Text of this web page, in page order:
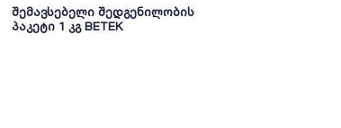
შემავსებელი შედგენილობის
პაკეტი 1 კგ BETEK